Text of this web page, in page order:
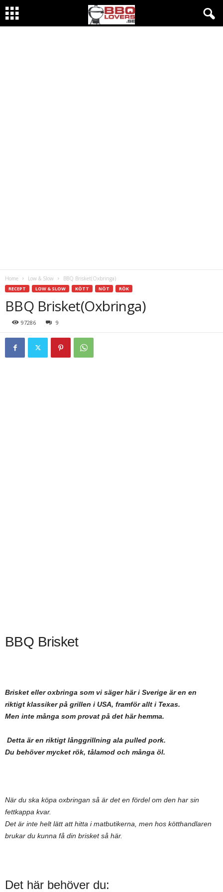
Home Low & Slow BBQ Brisket(Oxbringa)
RECEPT LOW & SLOW KÖTT NÖT RÖK
BBQ Brisket(Oxbringa)
97286 9
BBQ Brisket
Brisket eller oxbringa som vi säger här i Sverige är en en
riktigt klassiker på grillen i USA, framför allt i Texas.
Men inte många som provat på det här hemma.
Detta är en riktigt långgrillning ala pulled pork.
Du behöver mycket rök, tålamod och många öl.
När du ska köpa oxbringan så är det en fördel om den har sin
fettkappa kvar.
Det är inte helt lätt att hitta i matbutikerna, men hos kötthandlaren
brukar du kunna få din brisket så här.
Det här behöver du: